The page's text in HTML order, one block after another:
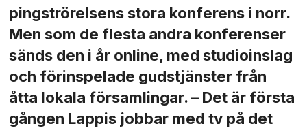
pingströrelsens stora konferens i norr.
Men som de flesta andra konferenser
sänds den i år online, med studioinslag
och förinspelade gudstjänster från
åtta lokala församlingar. – Det är första
gången Lappis jobbar med tv på det